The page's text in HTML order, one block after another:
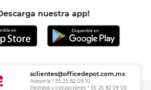
nuestra app!
sclientes@officedepot.com.mx
Asesoría * 55 25 82 09 10
Pedidos y cotizaciones * 55 25 82 09 00